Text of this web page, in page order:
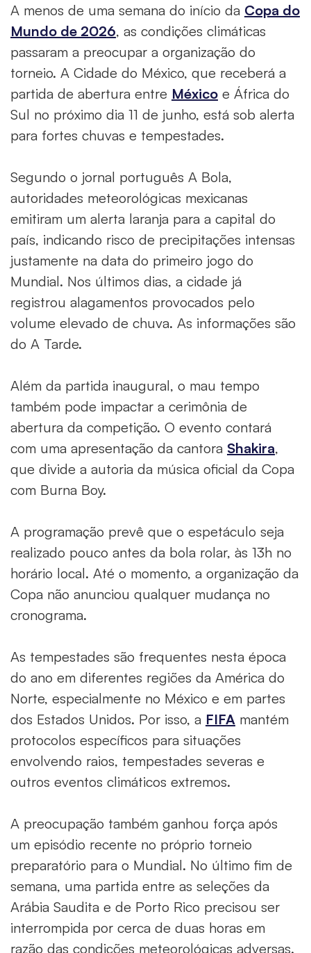
A menos de uma semana do início da Copa do
Mundo de 2026, as condições climáticas
passaram a preocupar a organização do
torneio. A Cidade do México, que receberá a
partida de abertura entre México e África do
Sul no próximo dia 11 de junho, está sob alerta
para fortes chuvas e tempestades.
Segundo o jornal português A Bola,
autoridades meteorológicas mexicanas
emitiram um alerta laranja para a capital do
país, indicando risco de precipitações intensas
justamente na data do primeiro jogo do
Mundial. Nos últimos dias, a cidade já
registrou alagamentos provocados pelo
volume elevado de chuva. As informações são
do A Tarde.
Além da partida inaugural, o mau tempo
também pode impactar a cerimônia de
abertura da competição. O evento contará
com uma apresentação da cantora Shakira,
que divide a autoria da música oficial da Copa
com Burna Boy.
A programação prevê que o espetáculo seja
realizado pouco antes da bola rolar, às 13h no
horário local. Até o momento, a organização da
Copa não anunciou qualquer mudança no
cronograma.
As tempestades são frequentes nesta época
do ano em diferentes regiões da América do
Norte, especialmente no México e em partes
dos Estados Unidos. Por isso, a FIFA mantém
protocolos específicos para situações
envolvendo raios, tempestades severas e
outros eventos climáticos extremos.
A preocupação também ganhou força após
um episódio recente no próprio torneio
preparatório para o Mundial. No último fim de
semana, uma partida entre as seleções da
Arábia Saudita e de Porto Rico precisou ser
interrompida por cerca de duas horas em
razão das condições meteorológicas adversas.